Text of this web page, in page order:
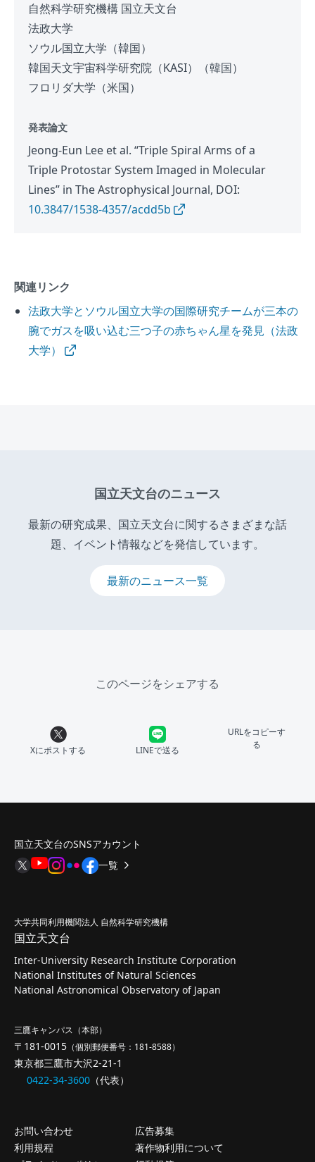
自然科学研究機構 国立天文台
法政大学
ソウル国立大学（韓国）
韓国天文宇宙科学研究院（KASI）（韓国）
フロリダ大学（米国）
発表論文
Jeong-Eun Lee et al. “Triple Spiral Arms of a
Triple Protostar System Imaged in Molecular
Lines” in The Astrophysical Journal, DOI:
10.3847/1538-4357/acdd5b
関連リンク
法政大学とソウル国立大学の国際研究チームが三本の
腕でガスを吸い込む三つ子の赤ちゃん星を発見（法政
大学）
国立天文台のニュース
最新の研究成果、国立天文台に関するさまざまな話
題、イベント情報などを発信しています。
最新のニュース一覧
このページをシェアする
Xにポストする LINEで送る
URLをコピーす
る
国立天文台のSNSアカウント
一覧
大学共同利用機関法人 自然科学研究機構
国立天文台
Inter-University Research Institute Corporation
National Institutes of Natural Sciences
National Astronomical Observatory of Japan
三鷹キャンパス（本部）
〒181-0015 （個別郵便番号：181-8588）
東京都三鷹市大沢2-21-1
0422-34-3600 （代表）
お問い合わせ
広告募集
利用規程
著作物利用について